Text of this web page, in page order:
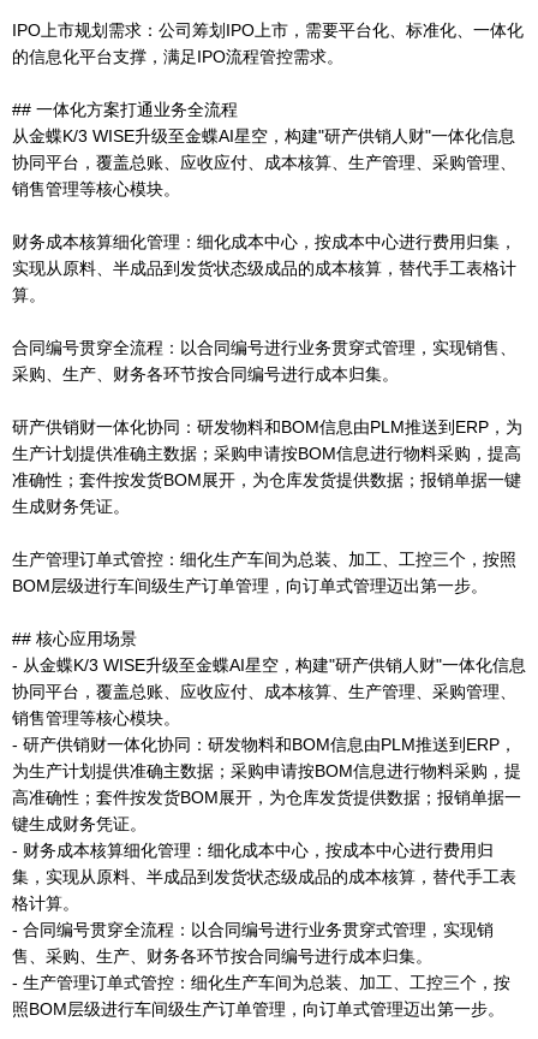
IPO上市规划需求：公司筹划IPO上市，需要平台化、标准化、一体化
的信息化平台支撑，满足IPO流程管控需求。
## 一体化方案打通业务全流程
从金蝶K/3 WISE升级至金蝶AI星空，构建"研产供销人财"一体化信息
协同平台，覆盖总账、应收应付、成本核算、生产管理、采购管理、
销售管理等核心模块。
财务成本核算细化管理：细化成本中心，按成本中心进行费用归集，
实现从原料、半成品到发货状态级成品的成本核算，替代手工表格计
算。
合同编号贯穿全流程：以合同编号进行业务贯穿式管理，实现销售、
采购、生产、财务各环节按合同编号进行成本归集。
研产供销财一体化协同：研发物料和BOM信息由PLM推送到ERP，为
生产计划提供准确主数据；采购申请按BOM信息进行物料采购，提高
准确性；套件按发货BOM展开，为仓库发货提供数据；报销单据一键
生成财务凭证。
生产管理订单式管控：细化生产车间为总装、加工、工控三个，按照
BOM层级进行车间级生产订单管理，向订单式管理迈出第一步。
## 核心应用场景
- 从金蝶K/3 WISE升级至金蝶AI星空，构建"研产供销人财"一体化信息
协同平台，覆盖总账、应收应付、成本核算、生产管理、采购管理、
销售管理等核心模块。
- 研产供销财一体化协同：研发物料和BOM信息由PLM推送到ERP，
为生产计划提供准确主数据；采购申请按BOM信息进行物料采购，提
高准确性；套件按发货BOM展开，为仓库发货提供数据；报销单据一
键生成财务凭证。
- 财务成本核算细化管理：细化成本中心，按成本中心进行费用归
集，实现从原料、半成品到发货状态级成品的成本核算，替代手工表
格计算。
- 合同编号贯穿全流程：以合同编号进行业务贯穿式管理，实现销
售、采购、生产、财务各环节按合同编号进行成本归集。
- 生产管理订单式管控：细化生产车间为总装、加工、工控三个，按
照BOM层级进行车间级生产订单管理，向订单式管理迈出第一步。